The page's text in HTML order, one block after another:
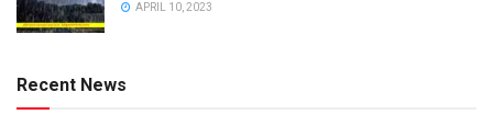
APRIL 10, 2023
Recent News